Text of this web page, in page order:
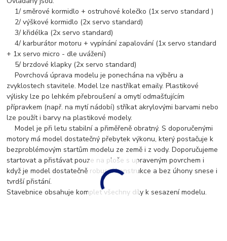
1/ směrové kormidlo + ostruhové kolečko (1x servo standard )
2/ výškové kormidlo (2x servo standard)
3/ křidélka (2x servo standard)
4/ karburátor motoru + vypínání zapalování (1x servo standard
+ 1x servo micro - dle uvážení)
5/ brzdové klapky (2x servo standard)
Povrchová úprava modelu je ponechána na výběru a
zvyklostech stavitele. Model lze nastříkat emaily. Plastikové
výlisky lze po lehkém přebroušení a omytí odmašťujícím
přípravkem (např. na mytí nádobí) stříkat akrylovými barvami nebo
lze použít i barvy na plastikové modely.
Model je při letu stabilní a přiměřeně obratný. S doporučenými
motory má model dostatečný přebytek výkonu, který postačuje k
bezproblémovým startům modelu ze země i z vody. Doporučujeme
startovat a přistávat pouze na ploše s upraveným povrchem i
když je model dostatečně robusní konstrukce a bez úhony snese i
tvrdší přistání.
Stavebnice obsahuje komplet všechny díly k sesazení modelu.